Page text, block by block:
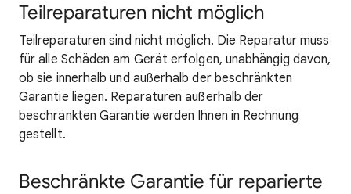
Teilreparaturen nicht möglich
Teilreparaturen sind nicht möglich. Die Reparatur muss
für alle Schäden am Gerät erfolgen, unabhängig davon,
ob sie innerhalb und außerhalb der beschränkten
Garantie liegen. Reparaturen außerhalb der
beschränkten Garantie werden Ihnen in Rechnung
gestellt.
Beschränkte Garantie für reparierte